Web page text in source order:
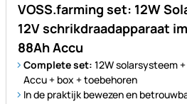
VOSS.farming set: 12W
12V schrikdraadapparaat
88Ah Accu
Complete set: 12W solarsysteem
Accu + box + toebehoren
In de praktijk bewezen en